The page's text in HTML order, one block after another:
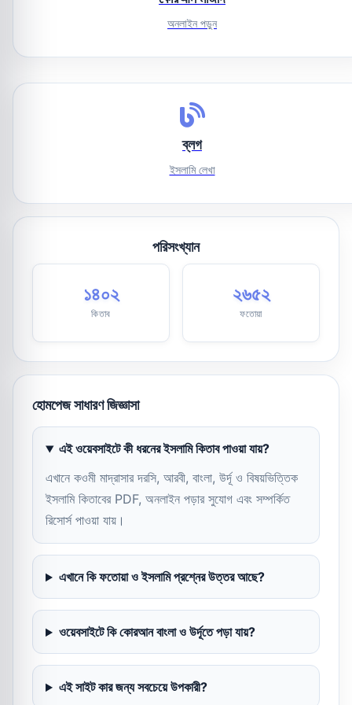
অনলাইন পড়ুন
ব্লগ
ইসলামি লেখা
পরিসংখ্যান
১৪০২
কিতাব
২৬৫২
ফতোয়া
হোমপেজ সাধারণ জিজ্ঞাসা
এই ওয়েবসাইটে কী ধরনের ইসলামি কিতাব পাওয়া যায়?
এখানে কওমী মাদ্রাসার দরসি, আরবী, বাংলা, উর্দূ ও বিষয়ভিত্তিক
ইসলামি কিতাবের PDF, অনলাইন পড়ার সুযোগ এবং সম্পর্কিত
রিসোর্স পাওয়া যায়।
এখানে কি ফতোয়া ও ইসলামি প্রশ্নের উত্তর আছে?
ওয়েবসাইটে কি কোরআন বাংলা ও উর্দূতে পড়া যায়?
এই সাইট কার জন্য সবচেয়ে উপকারী?